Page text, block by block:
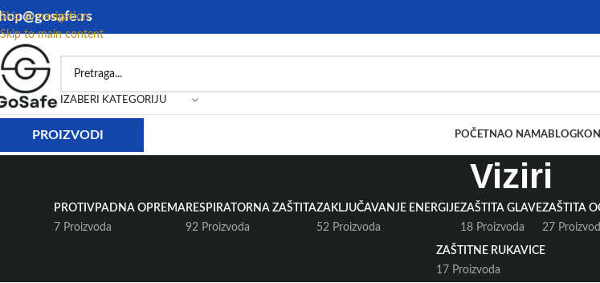
Skip to navigation
Skip to main content
IZABERI KATEGORIJU
PROIZVODI POČETNAO NAMABLOG
Viziri
PROTIVPADNA OPREMA
7 Proizvoda
RESPIRATORNA ZAŠTITA
92 Proizvoda
ZAKLJUČAVANJE ENERGIJE
52 Proizvoda
ZAŠTITA GLAVE
18 Proizvoda
ZAŠTITA
27
ZAŠTITNE RUKAVICE
17 Proizvoda